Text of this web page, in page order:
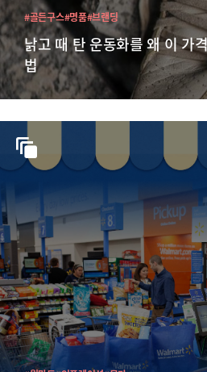
낡고 때 탄 운동화를 왜 이 가
법
#골든구스#명품#브랜딩